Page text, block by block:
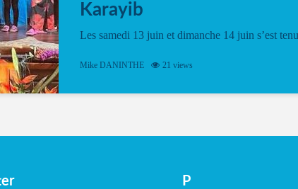
Karayib
Les samedi 13 juin et dimanche 14 juin s’est tenu
vibrant à Pierrot Narouman, organisé par
spectacle de fin d’année, présenté à la salle...
Mike DANINTHE 21 views
P